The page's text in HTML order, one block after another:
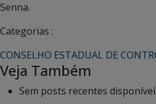
Senna.
Categorias :
CONSELHO ESTADUAL DE
Veja Também
Sem posts recentes